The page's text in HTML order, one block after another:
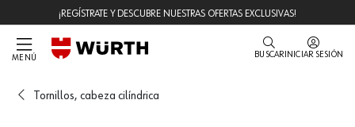
¡REGÍSTRATE Y DESCUBRE NUESTRAS OFERTAS EXCLUSIVAS!
MENÚ BUSCAR INICIAR SESIÓN
Tornillos, cabeza cilíndrica